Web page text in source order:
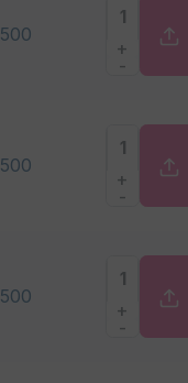
500
+
-
500
+
-
500
+
-